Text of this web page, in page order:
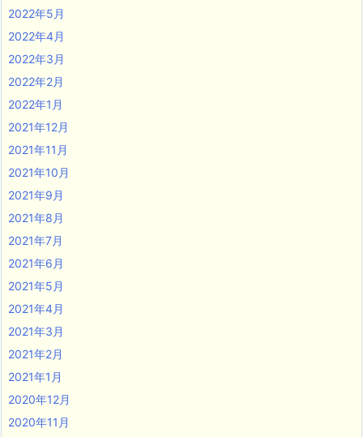
2022年5月
2022年4月
2022年3月
2022年2月
2022年1月
2021年12月
2021年11月
2021年10月
2021年9月
2021年8月
2021年7月
2021年6月
2021年5月
2021年4月
2021年3月
2021年2月
2021年1月
2020年12月
2020年11月